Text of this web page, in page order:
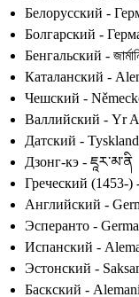
Белорусский -
Болгарский -
Бенгальский -
Каталанский -
Чешский -
Валлийский - Yr
Датский - Tyskland
Дзонг-кэ - ཇཱར་མ་ནི
Греческий (1453-)
Английский -
Эсперанто -
Испанский -
Эстонский -
Баскский -